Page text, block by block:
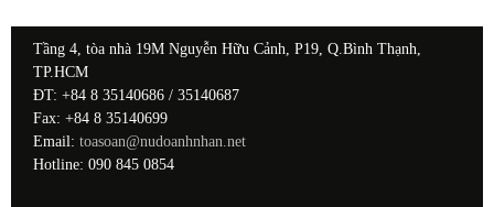
Tầng 4, tòa nhà 19M Nguyễn Hữu Cảnh, P19, Q.Bình Thạnh,
TP.HCM
ĐT: +84 8 35140686 / 35140687
Fax: +84 8 35140699
Email: toasoan@nudoanhnhan.net
Hotline: 090 845 0854